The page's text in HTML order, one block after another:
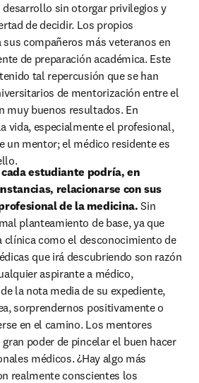
desarrollo sin otorgar privilegios y
de decidir. Los propios
compañeros más veteranos en
de preparación académica. Este
tal repercusión que se han
de mentorización entre el
muy buenos resultados. En
vida, especialmente el profesional,
un mentor; el médico residente es
estudiante podría, en
relacionarse con sus
de la medicina. Sin
planteamiento de base, ya que
clínica como el desconocimiento de
que irá descubriendo son razón
aspirante a médico,
la nota media de su expediente,
sorprendernos positivamente o
en el camino. Los mentores
poder de pincelar el buen hacer
médicos. ¿Hay algo más
realmente conscientes los